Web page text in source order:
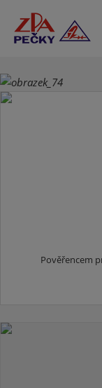
Úvodní
stránka
Pověřencem